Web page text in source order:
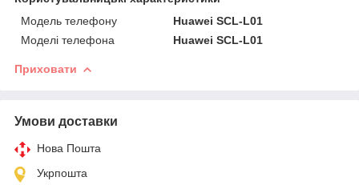
Модель телефону
Huawei SCL-L01
Моделі телефона
Huawei SCL-L01
Приховати
Умови доставки
Нова Пошта
Укрпошта